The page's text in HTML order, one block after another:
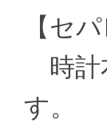
【セ
時計
す。